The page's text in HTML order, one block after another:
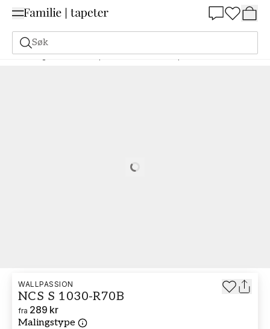
Søk
Maling Bestill basert på NCS Bestill basert på NCS 1030-R70B
Loading…
WALLPASSION
NCS S 1030-R70B
fra 289 kr
Malingstype